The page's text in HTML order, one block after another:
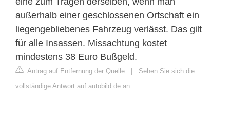
außerhalb einer geschlossenen Ortschaft ein
liegengebliebenes Fahrzeug verlässt. Das gilt
für alle Insassen. Missachtung kostet
mindestens 38 Euro Bußgeld.
Antrag auf Entfernung der Quelle | Sehen Sie sich die
vollständige Antwort auf autobild.de an